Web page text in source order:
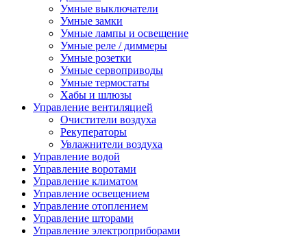
Умные выключатели
Умные замки
Умные лампы и освещение
Умные реле / диммеры
Умные розетки
Умные сервоприводы
Умные термостаты
Хабы и шлюзы
Управление вентиляцией
Очистители воздуха
Рекуператоры
Увлажнители воздуха
Управление водой
Управление воротами
Управление климатом
Управление освещением
Управление отоплением
Управление шторами
Управление электроприборами